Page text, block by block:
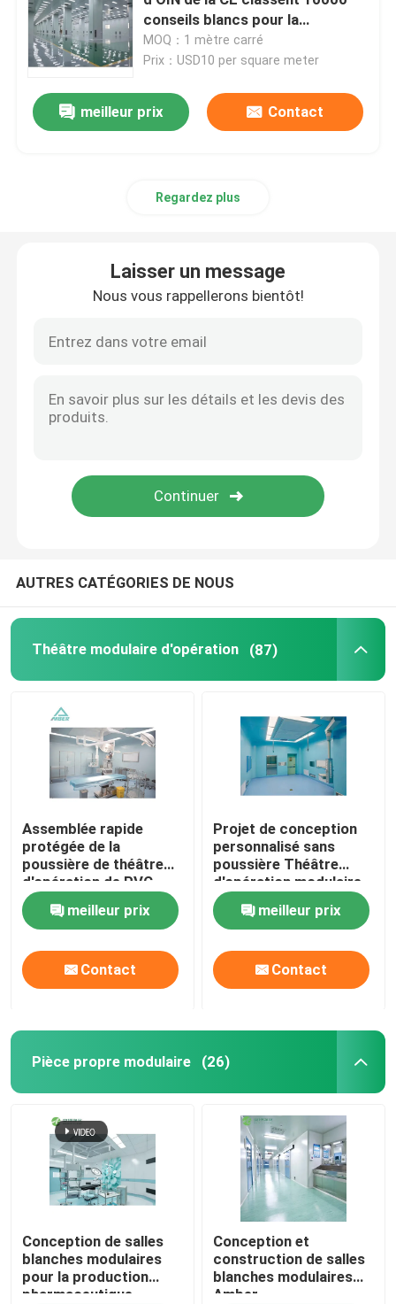
Porte automatique d'hôpital
table d'opération chirurgicale
Théâtre d'opération de chirurgie
douche d'air d'acier inoxydable
Cabinet médical d'acier inoxydable
air manipulant l'unité
conseils blancs pour la
production de purification
MOQ：1 mètre carré
Prix：USD10 per square meter
meilleur prix Contact
Regardez plus
Laisser un message
Nous vous rappellerons bientôt!
AUTRES CATÉGORIES DE NOUS
Théâtre modulaire d'opération (87)
Assemblée rapide
protégée de la
poussière de théâtre
d'opération de PVC
Digital avec la porte
coulissante
automatique
meilleur prix
Contact
Projet de conception
personnalisé sans
poussière Théâtre
d'opération modulaire
meilleur prix
Contact
Pièce propre modulaire (26)
Conception de salles
blanches modulaires
pour la production
pharmaceutique
Conception et
construction de salles
blanches modulaires
Amber